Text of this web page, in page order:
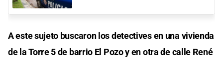
A este sujeto buscaron los detectives en una vivienda
de la Torre 5 de barrio El Pozo y en otra de calle René